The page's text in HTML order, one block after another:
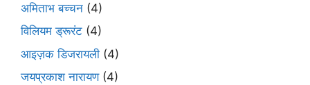
अमिताभ बच्चन (4)
विलियम ड्रूरंट (4)
आइज़क डिजरायली (4)
जयप्रकाश नारायण(4)